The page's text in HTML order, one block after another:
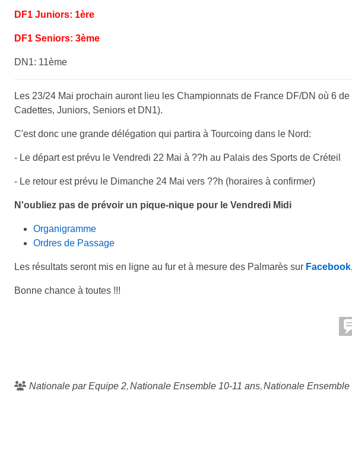
DF1 Juniors: 1ère
DF1 Seniors: 3ème
DN1: 11ème
Les 23/24 Mai prochain auront lieu les Championnats de France DF/DN où 6
Cadettes, Juniors, Seniors et DN1).
C'est donc une grande délégation qui partira à Tourcoing dans le Nord:
- Le départ est prévu le Vendredi 22 Mai à ??h au Palais des Sports de Créteil
- Le retour est prévu le Dimanche 24 Mai vers ??h (horaires à confirmer)
N'oubliez pas de prévoir un pique-nique pour le Vendredi Midi
Organigramme
Ordres de Passage
Les résultats seront mis en ligne au fur et à mesure des Palmarès sur Facebook
Bonne chance à toutes !!!
Nationale par Equipe 2 Nationale Ensemble 10-11 ans Nationale Ensemble